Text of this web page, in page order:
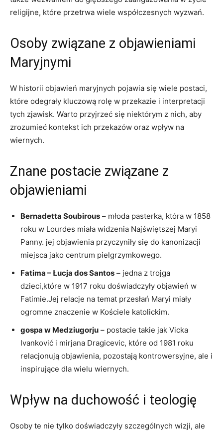
religijne, które przetrwa wiele ‍współczesnych wyzwań.
Osoby związane⁣ z‍ objawieniami
Maryjnymi
W historii objawień maryjnych‍ pojawia się wiele postaci,
które ⁢odegrały kluczową rolę w przekazie i interpretacji
tych ⁢zjawisk.⁤ Warto przyjrzeć się ⁢niektórym z nich, aby
‍zrozumieć ‌kontekst ich przekazów oraz wpływ na
wiernych.
Znane postacie⁣ związane z
objawieniami
Bernadetta Soubirous –⁤ młoda pasterka, która⁤ w 1858
‍roku w Lourdes miała widzenia Najświętszej Maryi
Panny.⁢ jej objawienia‍ przyczyniły się do kanonizacji
miejsca jako ⁤centrum pielgrzymkowego.
Fatima – Łucja dos Santos – jedna z trojga
dzieci,które⁣ w ​1917 roku doświadczyły objawień w
Fatimie.Jej⁢ relacje na temat przesłań Maryi miały‍
ogromne​ znaczenie w ​Kościele katolickim.
gospa​ w Medziugorju – ​postacie‍ takie jak Vicka
Ivanković i mirjana ⁢Dragicevic, które od 1981 roku
relacjonują objawienia, pozostają kontrowersyjne, ale i
inspirujące dla wielu⁤ wiernych.
Wpływ ‍na duchowość i⁤ teologię
Osoby te nie tylko doświadczyły szczególnych wizji, ale